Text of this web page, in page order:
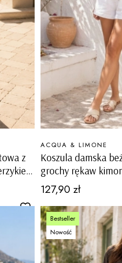
z
Koszula damska
grochy rękaw
guziki z
PRODUCENT
ACQUA & LIMONE
Cena
127,90 zł
Bestseller
Nowość